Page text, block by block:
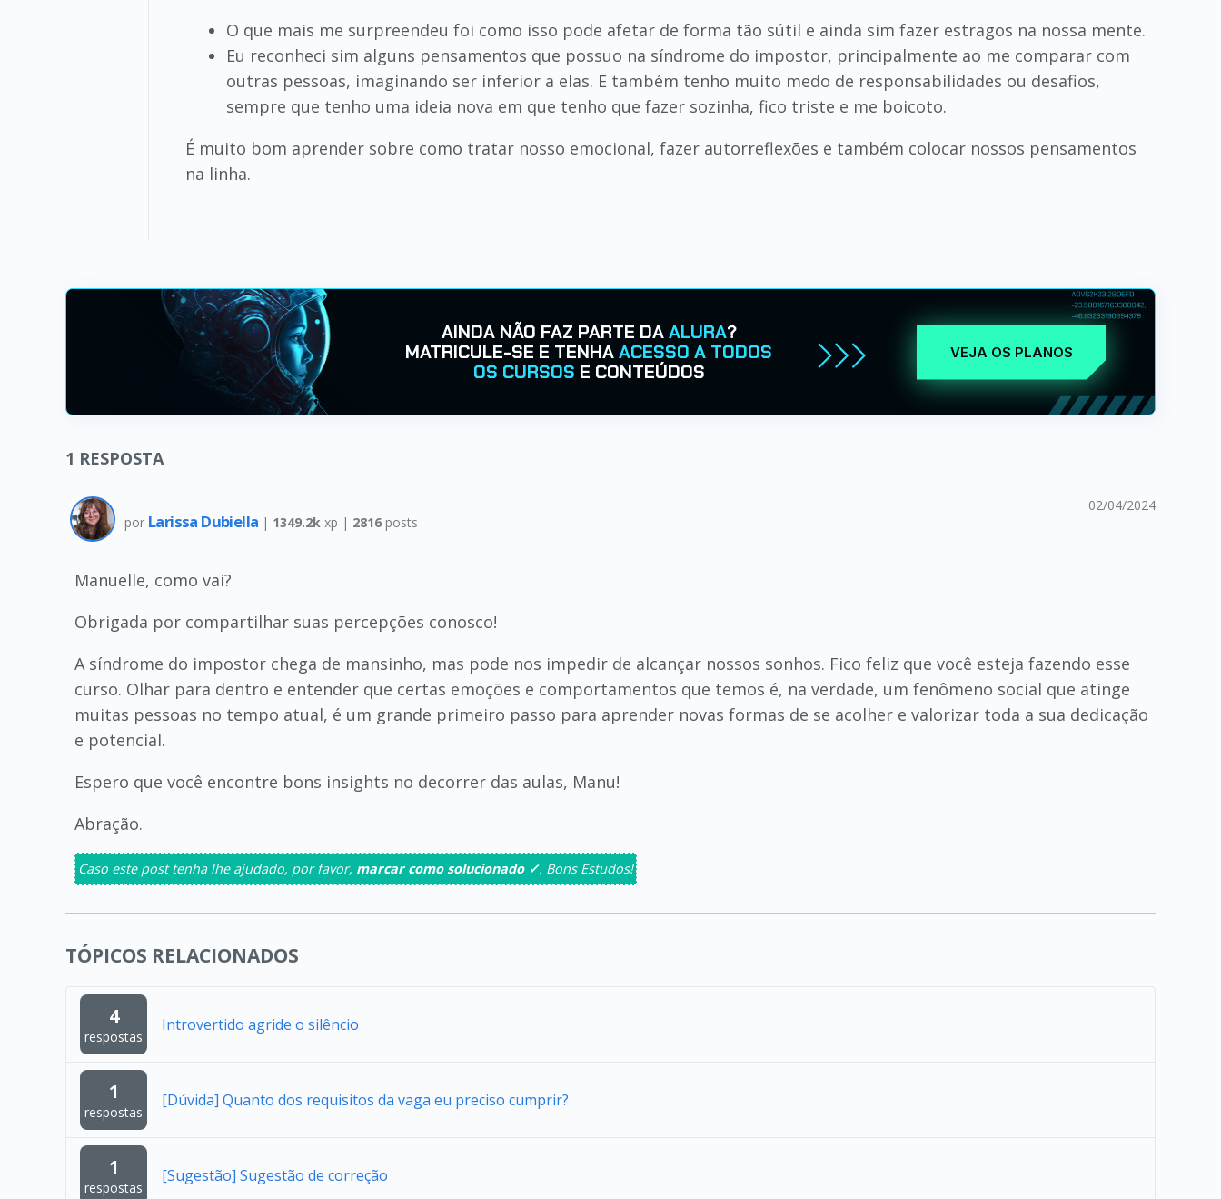
O que mais me surpreendeu foi como isso pode afetar de forma tão sútil e ainda sim fazer estragos na nossa mente.
Eu reconheci sim alguns pensamentos que possuo na síndrome do impostor, principalmente ao me comparar com
outras pessoas, imaginando ser inferior a elas. E também tenho muito medo de responsabilidades ou desafios,
sempre que tenho uma ideia nova em que tenho que fazer sozinha, fico triste e me boicoto.
É muito bom aprender sobre como tratar nosso emocional, fazer autorreflexões e também colocar nossos pensamentos
na linha.
AINDA NÃO FAZ PARTE DAALURA?
MATRICULE-SE E TENHAACESSO A TODOS
OS CURSOS E CONTEÚDOS
VEJA OS PLANOS
1 RESPOSTA
por Larissa Dubiella | 1349.2k xp | 2816posts
02/04/2024
Manuelle, como vai?
Obrigada por compartilhar suas percepções conosco!
A síndrome do impostor chega de mansinho, mas pode nos impedir de alcançar nossos sonhos. Fico feliz que você esteja fazendo esse
curso. Olhar para dentro e entender que certas emoções e comportamentos que temos é, na verdade, um fenômeno social que atinge
muitas pessoas no tempo atual, é um grande primeiro passo para aprender novas formas de se acolher e valorizar toda a sua dedicação
e potencial.
Espero que você encontre bons insights no decorrer das aulas, Manu!
Abração.
Caso este post tenha lhe ajudado, por favor, marcar como solucionado ✓. Bons Estudos!
TÓPICOS RELACIONADOS
4
respostas
Introvertido agride o silêncio
1
respostas
[Dúvida] Quanto dos requisitos da vaga eu preciso cumprir?
1
respostas
[Sugestão] Sugestão de correção